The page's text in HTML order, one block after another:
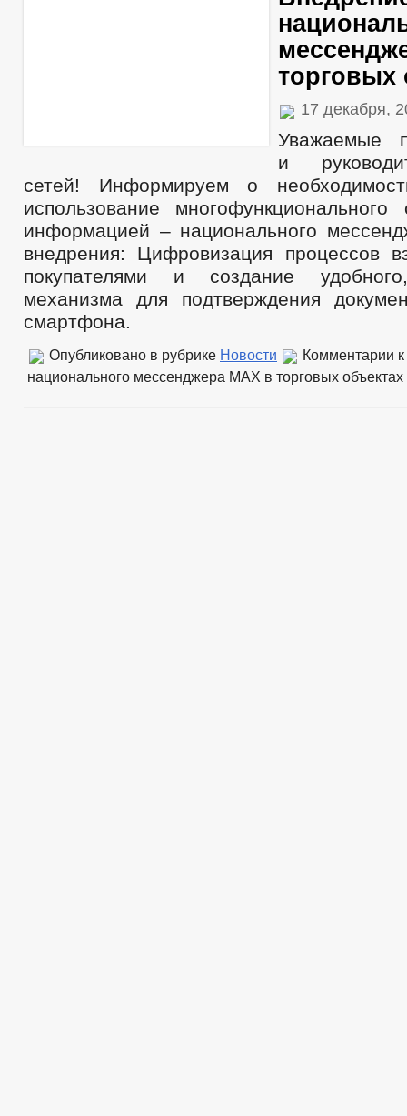
торговых
17 декабря,
Уважаемые
и
сетей! Информируем о
использование
информацией – национального
внедрения: Цифровизация процессов
покупателями и создание
механизма для подтверждения
смартфона.
Опубликовано в рубрике Новости Комментарии
национального мессенджера МАХ в торговых объектах